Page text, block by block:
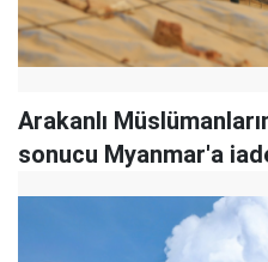
Arakanlı
sonucu Myanmar'a